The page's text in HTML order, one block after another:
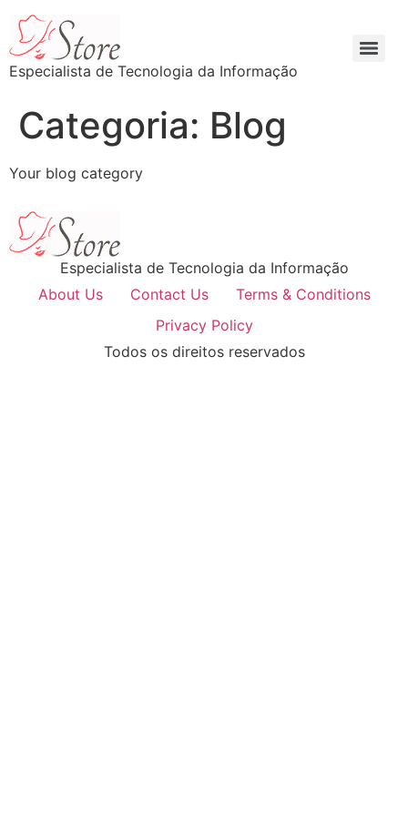
Especialista de Tecnologia da Informação
Categoria: Blog
Your blog category
Especialista de Tecnologia da Informação
About Us
Contact Us
Terms & Conditions
Privacy Policy
Todos os direitos reservados